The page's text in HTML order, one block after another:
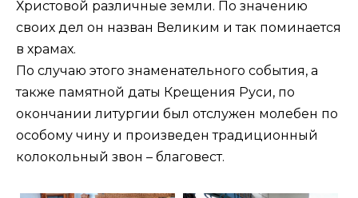
Христовой различные земли. По значению
своих дел он назван Великим и так поминается
в храмах.
По случаю этого знаменательного события, а
также памятной даты Крещения Руси, по
окончании литургии был отслужен молебен по
особому чину и произведен традиционный
колокольный звон – благовест.